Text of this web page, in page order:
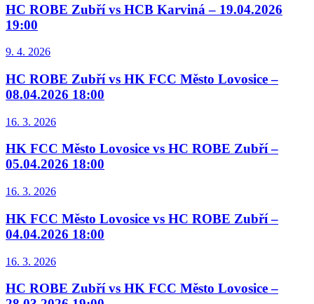
HC ROBE Zubří vs HCB Karviná – 19.04.2026
19:00
9. 4. 2026
HC ROBE Zubří vs HK FCC Město Lovosice –
08.04.2026 18:00
16. 3. 2026
HK FCC Město Lovosice vs HC ROBE Zubří –
05.04.2026 18:00
16. 3. 2026
HK FCC Město Lovosice vs HC ROBE Zubří –
04.04.2026 18:00
16. 3. 2026
HC ROBE Zubří vs HK FCC Město Lovosice –